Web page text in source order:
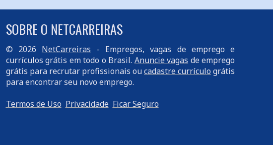
SOBRE O NETCARREIRAS
© 2026 NetCarreiras - Empregos, vagas de emprego e
currículos grátis em todo o Brasil. Anuncie vagas de emprego
grátis para recrutar profissionais oucadastre currículo grátis
para encontrar seu novo emprego.
Termos de Uso Privacidade Ficar Seguro